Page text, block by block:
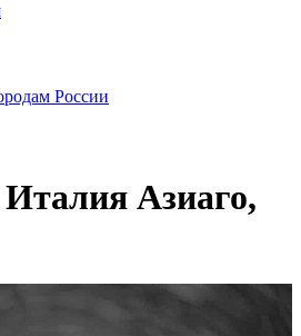
России
Азиаго,